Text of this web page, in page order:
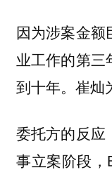
因为涉案金额
业工作的第三
到十年。崔灿
委托方的反应
事立案阶段